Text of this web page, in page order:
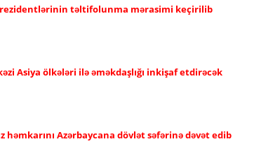
prezidentlərinin təltifolunma mərasimi keçirilib
Asiya ölkələri ilə əməkdaşlığı inkişaf etdirəcək
həmkarını Azərbaycana dövlət səfərinə dəvət edib